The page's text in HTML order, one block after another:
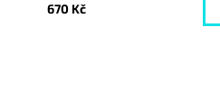
670 Kč